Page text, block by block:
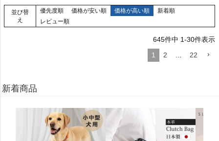
並び替
え
優先度順 価格が安い順 価格が高い順
新着順
レビュー順
645件中 1-30件表示
1
2 … 22
新着商品